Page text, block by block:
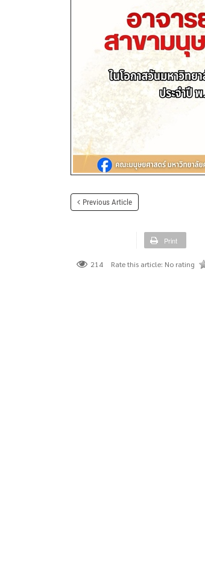
Previous Article
Print
214 Rate this article: No rating